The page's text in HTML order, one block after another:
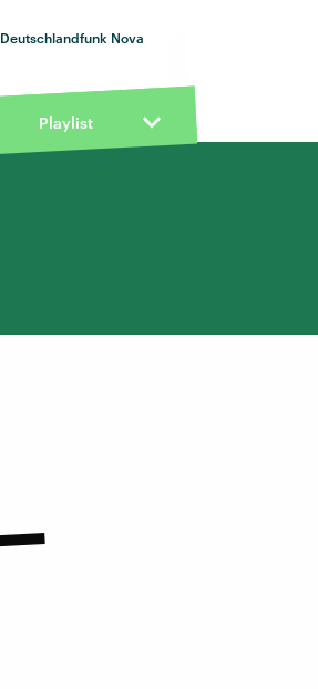
Deutschlandfunk Nova
Playlist